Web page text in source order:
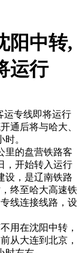
阳中转,
运行
运专线即将运行
通后将与哈大、
。
里的盘营铁路客
，开始转入运行
设，是辽南铁路
终至哈大高速铁
线连接线路，设
用在沈阳中转，
从大连到北京，